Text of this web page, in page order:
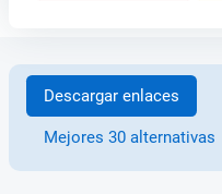
Descargar enlaces
Mejores 30 alternativas